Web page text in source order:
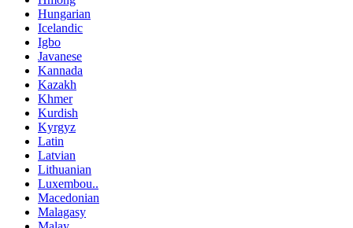
Hungarian
Icelandic
Igbo
Javanese
Kannada
Kazakh
Khmer
Kurdish
Kyrgyz
Latin
Latvian
Lithuanian
Luxembou..
Macedonian
Malagasy